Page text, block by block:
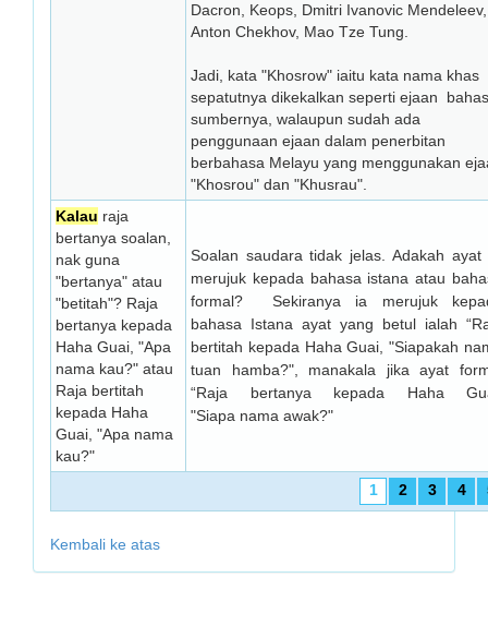
Dacron, Keops, Dmitri Ivanovic Mendeleev,
Anton Chekhov, Mao Tze Tung.
Jadi, kata "Khosrow" iaitu kata nama khas
sepatutnya dikekalkan seperti ejaan
sumbernya, walaupun sudah ada
penggunaan ejaan dalam penerbitan
berbahasa Melayu yang menggunakan
"Khosrou" dan "Khusrau".
Kalau raja
bertanya soalan,
nak guna
"bertanya" atau
"betitah"? Raja
bertanya kepada
Haha Guai, "Apa
nama kau?" atau
Raja bertitah
kepada Haha
Guai, "Apa nama
kau?"
Soalan saudara tidak jelas. Adakah ayat
merujuk kepada bahasa istana atau
formal? Sekiranya ia merujuk
bahasa Istana ayat yang betul ialah
bertitah kepada Haha Guai, "Siapakah
tuan hamba?", manakala jika ayat
“Raja bertanya kepada Haha
"Siapa nama awak?"
1 2 3 4
Kembali ke atas